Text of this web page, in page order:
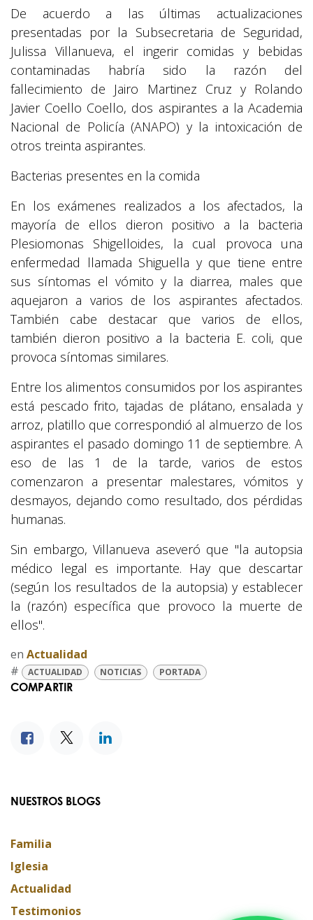
De acuerdo a las últimas actualizaciones
presentadas por la Subsecretaria de Seguridad,
Julissa Villanueva, el ingerir comidas y bebidas
contaminadas habría sido la razón del
fallecimiento de Jairo Martinez Cruz y Rolando
Javier Coello Coello, dos aspirantes a la Academia
Nacional de Policía (ANAPO) y la intoxicación de
otros treinta aspirantes.
Bacterias presentes en la comida
En los exámenes realizados a los afectados, la
mayoría de ellos dieron positivo a la bacteria
Plesiomonas Shigelloides, la cual provoca una
enfermedad llamada Shiguella y que tiene entre
sus síntomas el vómito y la diarrea, males que
aquejaron a varios de los aspirantes afectados.
También cabe destacar que varios de ellos,
también dieron positivo a la bacteria E. coli, que
provoca síntomas similares.
Entre los alimentos consumidos por los aspirantes
está pescado frito, tajadas de plátano, ensalada y
arroz, platillo que correspondió al almuerzo de los
aspirantes el pasado domingo 11 de septiembre. A
eso de las 1 de la tarde, varios de estos
comenzaron a presentar malestares, vómitos y
desmayos, dejando como resultado, dos pérdidas
humanas.
Sin embargo, Villanueva aseveró que "la autopsia
médico legal es importante. Hay que descartar
(según los resultados de la autopsia) y establecer
la (razón) específica que provoco la muerte de
ellos".
en Actualidad
#
ACTUALIDAD NOTICIAS PORTADA
COMPARTIR
NUESTROS BLOGS
Familia
Iglesia
Actualidad
Testimonios